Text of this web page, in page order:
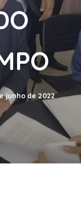
junho de 2022